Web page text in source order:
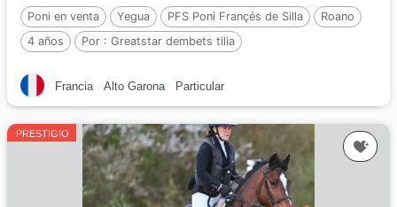
Poni en venta Yegua PFS Poni Françés de Silla
Roano
4 años
Por : Greatstar dembets tilia
Francia Alto Garona Particular
PRESTIGIO